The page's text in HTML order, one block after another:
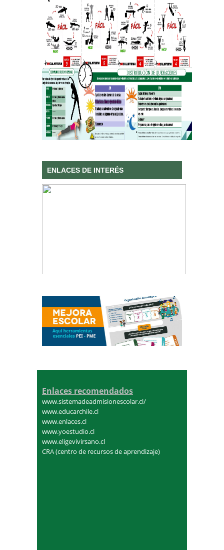
ENLACES DE INTERÉS
Enlaces recomendados
www.sistemadeadmisionescolar.cl/
www.educarchile.cl
www.enlaces.cl
www.yoestudio.cl
www.eligevivirsano.cl
CRA (centro de recursos de aprendizaje)